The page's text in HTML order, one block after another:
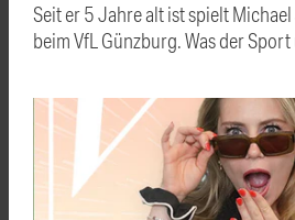
Seit er 5 Jahre alt ist spielt
beim VfL Günzburg. Was der